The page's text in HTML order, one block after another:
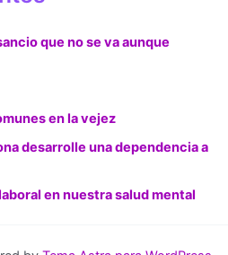
que no se va aunque
en la vejez
desarrolle una dependencia a
en nuestra salud mental